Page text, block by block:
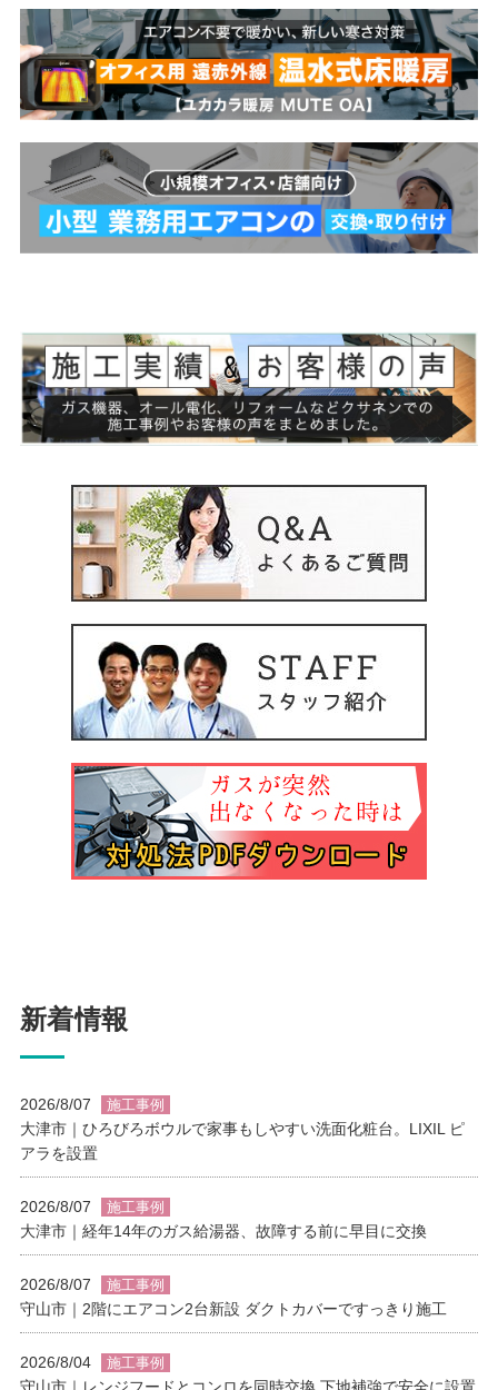
新着情報
2026/8/07 施工事例
大津市｜ひろびろボウルで家事もしやすい洗面化粧台。LIXIL ピ
アラを設置
2026/8/07 施工事例
大津市｜経年14年のガス給湯器、故障する前に早目に交換
2026/8/07 施工事例
守山市｜2階にエアコン2台新設 ダクトカバーですっきり施工
2026/8/04 施工事例